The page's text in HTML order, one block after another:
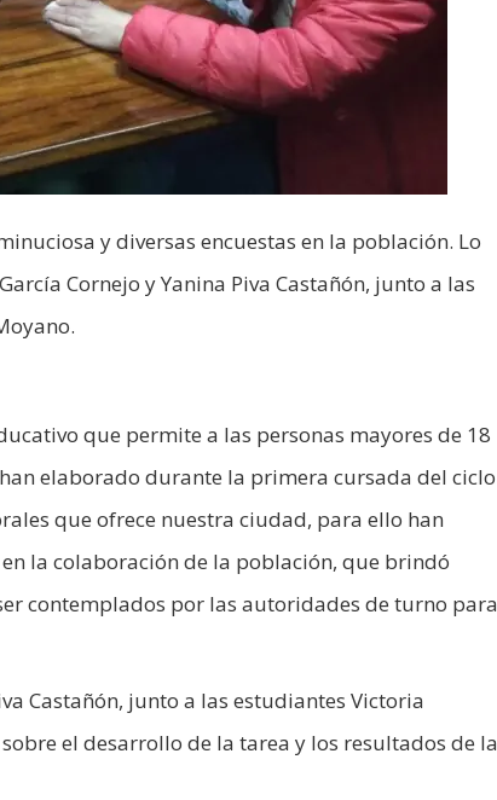
y diversas encuestas en la población. Lo
Cornejo y Yanina Piva Castañón, junto a las
que permite a las personas mayores de 18
elaborado durante la primera cursada del ciclo
que ofrece nuestra ciudad, para ello han
la colaboración de la población, que brindó
contemplados por las autoridades de turno para
Castañón, junto a las estudiantes Victoria
el desarrollo de la tarea y los resultados de la